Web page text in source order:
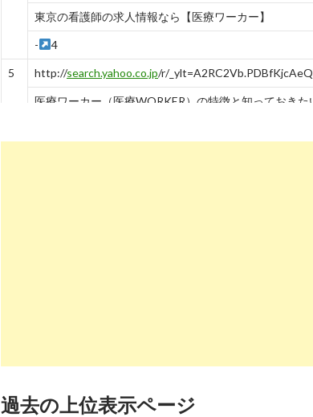
東京の看護師の求人情報なら【医療ワーカー】
- 4
5 http://search.yahoo.co.jp/r/
医療ワーカー（医療WORKER）の特徴と知っておきた
医療ワーカーの転職・求人・中途採用情報【doda（デ
- 8
過去の上位表示ページ